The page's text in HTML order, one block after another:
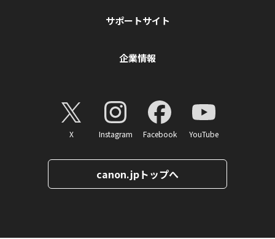
サポートサイト
企業情報
X Instagram Facebook YouTube
canon.jpトップへ